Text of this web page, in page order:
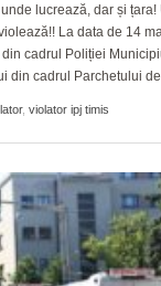
DOMNULUI
LA A LA Z
lucrează, dar și
La data de 14
cadrul Poliției
din cadrul Parchetului de
, violator ipj timis